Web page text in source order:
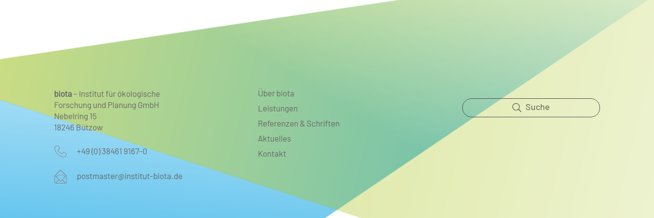
Auenlandschaften für mehr
Biodiversität, Klimaanpassung
biota– Institut für ökologische
Forschung und Planung GmbH
Nebelring 15
18246 Bützow
+49 (0) 38461 9167-0
postmaster@institut-biota.de
Über biota
Leistungen
Referenzen & Schriften
Aktuelles
Kontakt
Suche